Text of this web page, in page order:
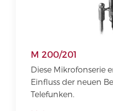
M 200/201
Diese Mikrofonserie
Einfluss der neuen
Telefunken.